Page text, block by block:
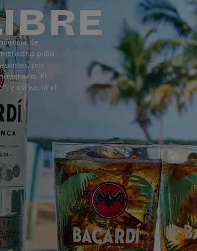
de
pidió
por
El
y así nació el